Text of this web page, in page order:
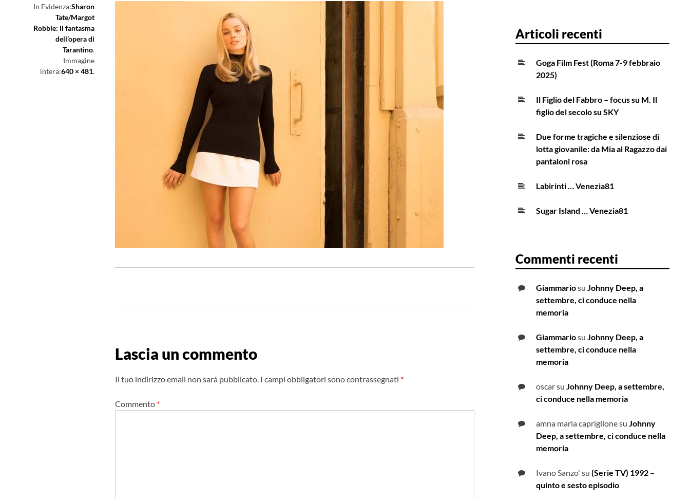
In Evidenza:Sharon
Tate/Margot
Robbie: il fantasma
dell’opera di
Tarantino.
Immagine
intera:640 × 481.
a
g
a
z
o
Lascia un commento
Il tuo indirizzo email non sarà pubblicato. I campi obbligatori sono contrassegnati *
Commento *
Articoli recenti
Goga Film Fest (Roma 7-9 febbraio
2025)
Il Figlio del Fabbro – focus su M. Il
figlio del secolo su SKY
Due forme tragiche e silenziose di
lotta giovanile: da Mia al Ragazzo dai
pantaloni rosa
Labirinti … Venezia81
Sugar Island … Venezia81
Commenti recenti
Giammariosu Johnny Deep, a
settembre, ci conduce nella
memoria
Giammariosu Johnny Deep, a
settembre, ci conduce nella
memoria
oscarsu Johnny Deep, a settembre,
ci conduce nella memoria
amna maria capriglionesu Johnny
Deep, a settembre, ci conduce nella
memoria
Ivano Sanzo' su (Serie TV) 1992 –
quinto e sesto episodio